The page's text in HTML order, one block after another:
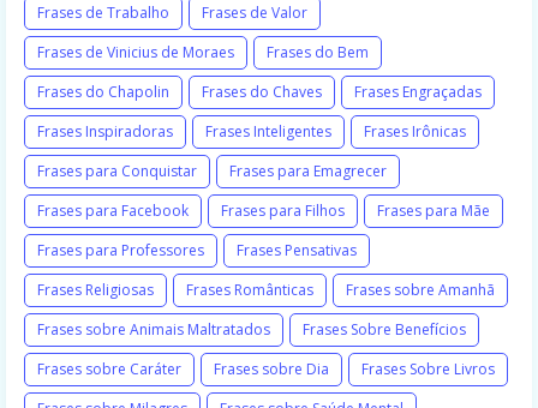
Frases de Trabalho
Frases de Valor
Frases de Vinicius de Moraes
Frases do Bem
Frases do Chapolin
Frases do Chaves
Frases Engraçadas
Frases Inspiradoras
Frases Inteligentes
Frases Irônicas
Frases para Conquistar
Frases para Emagrecer
Frases para Facebook
Frases para Filhos
Frases para Mãe
Frases para Professores
Frases Pensativas
Frases Religiosas
Frases Românticas
Frases sobre Amanhã
Frases sobre Animais Maltratados
Frases Sobre Benefícios
Frases sobre Caráter
Frases sobre Dia
Frases Sobre Livros